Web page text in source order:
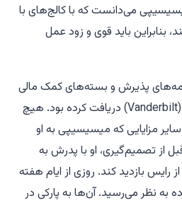
می‌دانست که با کالج‌های با
بنابراین باید قوی و زود عمل
پذیرش و بسته‌های کمک مالی
از رایس (Rice) و وندربیلت (Vanderbilt) دریافت کرده بود. هیچ
مزایایی که میسیسیپی به او
از تصمیم‌گیری، او با پدرش به
رایس بازدید کند. روزی از ایام هفته
به نظر می‌رسید. آن‌ها به پارکی در